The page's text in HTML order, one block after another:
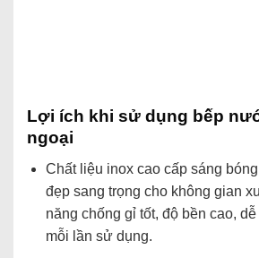
Lợi ích khi sử dụng bếp
ngoại
Chất liệu inox cao cấp sáng
đẹp sang trọng cho không gian
năng chống gỉ tốt, độ bền cao,
mỗi lần sử dụng.